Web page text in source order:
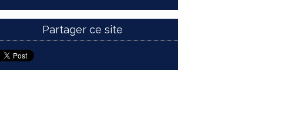
Partager ce site